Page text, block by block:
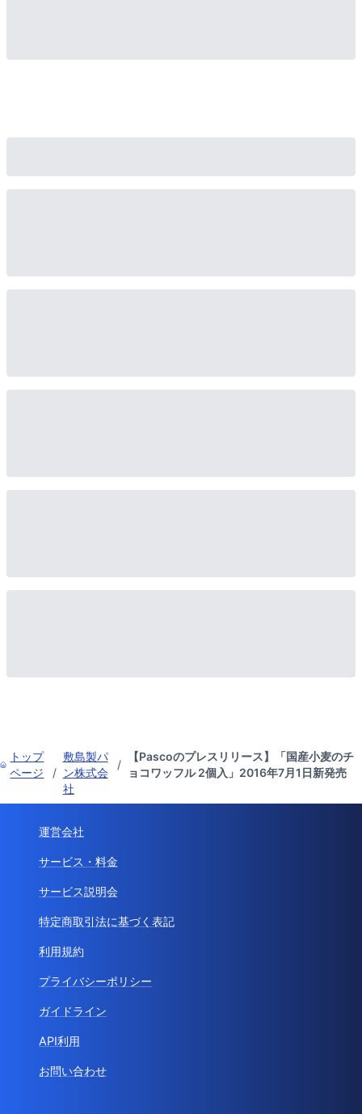
トップ
ページ
/
敷島製パ
ン株式会
社
/
【Pascoのプレスリリース】「国産小麦のチ
ョコワッフル 2個入」2016年7月1日新発売
運営会社
サービス・料金
サービス説明会
特定商取引法に基づく表記
利用規約
プライバシーポリシー
ガイドライン
API利用
お問い合わせ